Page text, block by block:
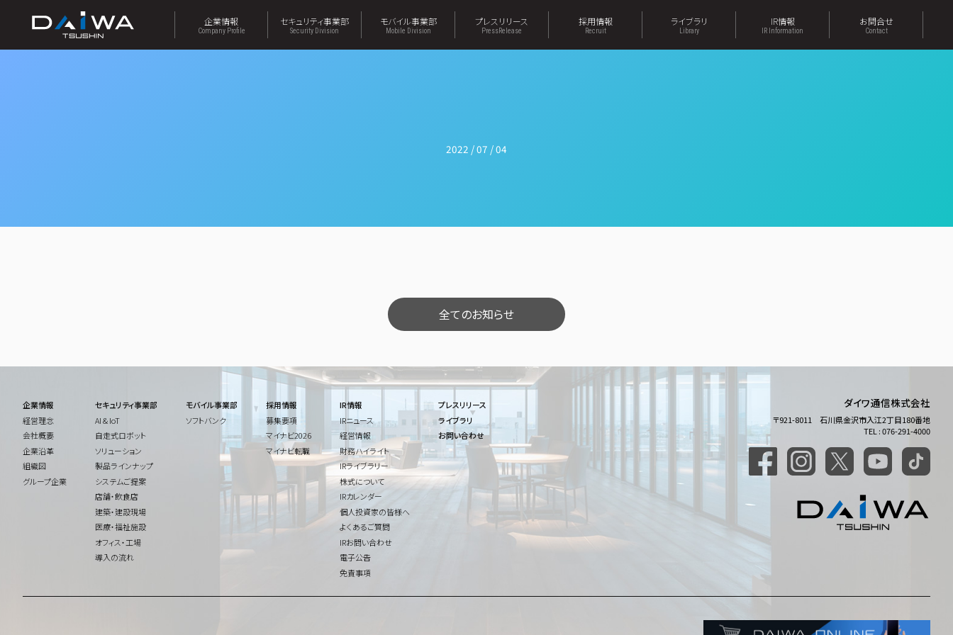
企業情報
Company Profile
セキュリティ事業部
Security Division
モバイル事業部
Mobile Division
プレスリリース
PressRelease
採用情報
Recruit
ライブラリ
Library
IR情報
IR Information
お問合せ
Contact
2022 / 07 / 04
全てのお知らせ
企業情報
経営理念
会社概要
企業沿革
組織図
グループ企業
セキュリティ事業部
AI & IoT
自走式ロボット
ソリューション
製品ラインナップ
システムご提案
店舗・飲食店
建築・建設現場
医療・福祉施設
オフィス・工場
導入の流れ
モバイル事業部
ソフトバンク
採用情報
募集要項
マイナビ2026
マイナビ転職
IR情報
IRニュース
経営情報
財務ハイライト
IRライブラリー
株式について
IRカレンダー
個人投資家の皆様へ
よくあるご質問
IRお問い合わせ
電子公告
免責事項
プレスリリース
ライブラリ
お問い合わせ
ダイワ通信株式会社
〒921-8011 石川県金沢市入江2丁目180番地
TEL : 076-291-4000